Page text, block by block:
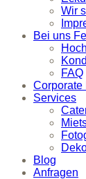
Wir
Bei uns
FAQ
Corporate
Services
Blog
Anfragen